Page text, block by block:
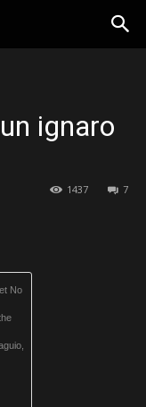
ignaro
7
1437